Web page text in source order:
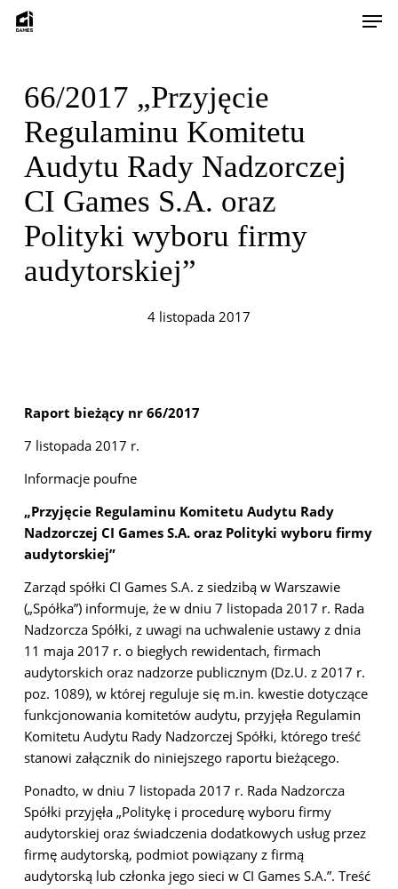
Skip
66/2017 „Przyjęcie
Regulaminu Komitetu
Audytu Rady Nadzorczej
CI Games S.A. oraz
Polityki wyboru firmy
audytorskiej”
4 listopada 2017
Raport bieżący nr 66/2017
7 listopada 2017 r.
Informacje poufne
„Przyjęcie Regulaminu Komitetu Audytu Rady
Nadzorczej CI Games S.A. oraz Polityki wyboru firmy
audytorskiej”
Zarząd spółki CI Games S.A. z siedzibą w Warszawie
(„Spółka”) informuje, że w dniu 7 listopada 2017 r. Rada
Nadzorcza Spółki, z uwagi na uchwalenie ustawy z dnia
11 maja 2017 r. o biegłych rewidentach, firmach
audytorskich oraz nadzorze publicznym (Dz.U. z 2017 r.
poz. 1089), w której reguluje się m.in. kwestie dotyczące
funkcjonowania komitetów audytu, przyjęła Regulamin
Komitetu Audytu Rady Nadzorczej Spółki, którego treść
stanowi załącznik do niniejszego raportu bieżącego.
Ponadto, w dniu 7 listopada 2017 r. Rada Nadzorcza
Spółki przyjęła „Politykę i procedurę wyboru firmy
audytorskiej oraz świadczenia dodatkowych usług przez
firmę audytorską, podmiot powiązany z firmą
audytorską lub członka jego sieci w CI Games S.A.”. Treść